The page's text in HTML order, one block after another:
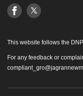
This website follows the
For any feedback or